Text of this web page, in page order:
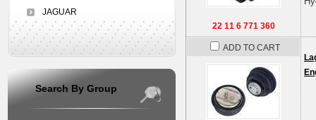
22 11 6 771 360
ADD TO CART
JAGUAR
Search By Group